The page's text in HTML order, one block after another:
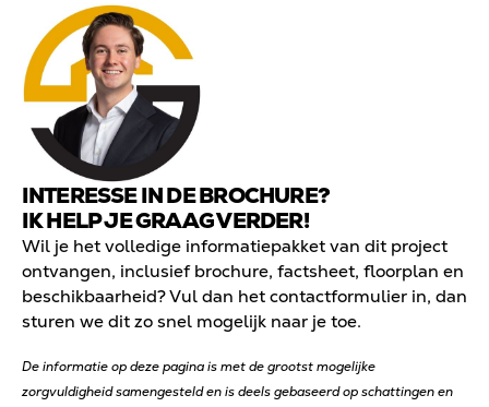
INTERESSE IN DE BROCHURE?
IK HELP JE GRAAG VERDER!
Wil je het volledige informatiepakket van dit project
ontvangen, inclusief brochure, factsheet, floorplan en
beschikbaarheid? Vul dan het contactformulier in, dan
sturen we dit zo snel mogelijk naar je toe.
De informatie op deze pagina is met de grootst mogelijke
zorgvuldigheid samengesteld en is deels gebaseerd op schattingen en